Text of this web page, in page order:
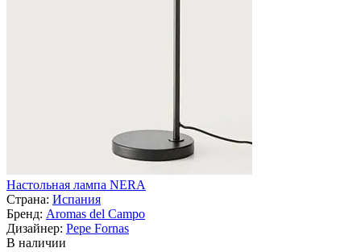
Настольная лампа NERA
Страна: Испания
Бренд: Aromas del Campo
Дизайнер: Pepe Fornas
В наличии